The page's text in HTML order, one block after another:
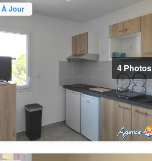
À Jour
4 Photos